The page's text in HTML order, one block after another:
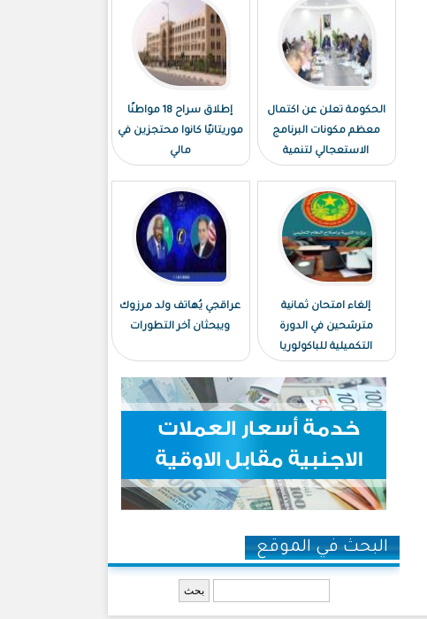
الحكومة تعلن عن اكتمال
معظم مكونات البرنامج
الاستعجالي لتنمية
إطلاق سراح 18 مواطنًا
موريتانيًا كانوا محتجزين في
مالي
إلغاء امتحان ثمانية
مترشحين في الدورة
التكميلية للباكولوريا
عراقجي يُهاتف ولد مرزوك
ويبحثان آخر التطورات
البحث في الموقع